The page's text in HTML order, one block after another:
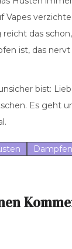
Vapes
reicht das
ist, das
bist:
Es geht
Dampfen